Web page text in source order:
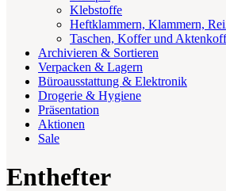
Klebstoffe
Heftklammern, Klammern,
Taschen, Koffer und
Archivieren & Sortieren
Verpacken & Lagern
Büroausstattung & Elektronik
Drogerie & Hygiene
Präsentation
Aktionen
Sale
Enthefter